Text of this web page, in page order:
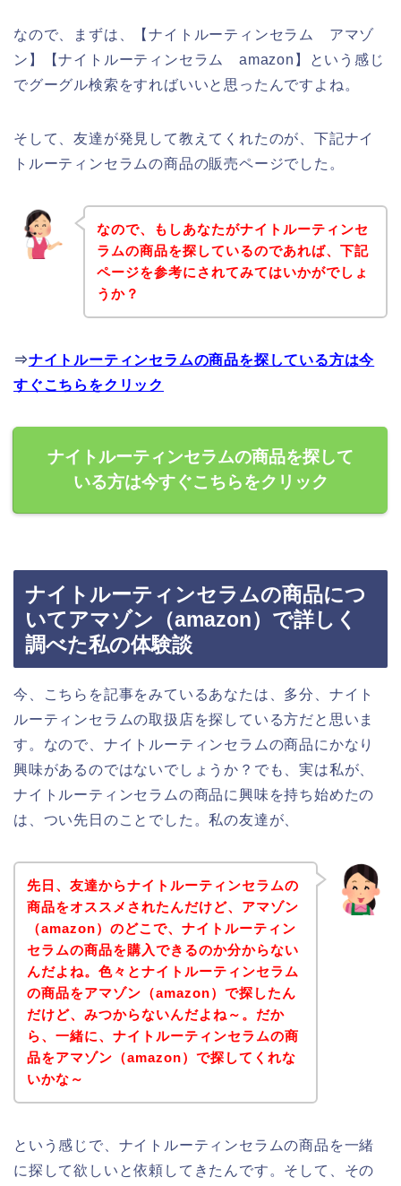
なので、まずは、【ナイトルーティンセラム アマゾ
ン】【ナイトルーティンセラム amazon】という感じ
でグーグル検索をすればいいと思ったんですよね。
そして、友達が発見して教えてくれたのが、下記ナイ
トルーティンセラムの商品の販売ページでした。
なので、もしあなたがナイトルーティンセ
ラムの商品を探しているのであれば、下記
ページを参考にされてみてはいかがでしょ
うか？
⇒ナイトルーティンセラムの商品を探している方は今
すぐこちらをクリック
ナイトルーティンセラムの商品を探して
いる方は今すぐこちらをクリック
ナイトルーティンセラムの商品につ
いてアマゾン（amazon）で詳しく
調べた私の体験談
今、こちらを記事をみているあなたは、多分、ナイト
ルーティンセラムの取扱店を探している方だと思いま
す。なので、ナイトルーティンセラムの商品にかなり
興味があるのではないでしょうか？でも、実は私が、
ナイトルーティンセラムの商品に興味を持ち始めたの
は、つい先日のことでした。私の友達が、
先日、友達からナイトルーティンセラムの
商品をオススメされたんだけど、アマゾン
（amazon）のどこで、ナイトルーティン
セラムの商品を購入できるのか分からない
んだよね。色々とナイトルーティンセラム
の商品をアマゾン（amazon）で探したん
だけど、みつからないんだよね～。だか
ら、一緒に、ナイトルーティンセラムの商
品をアマゾン（amazon）で探してくれな
いかな～
という感じで、ナイトルーティンセラムの商品を一緒
に探して欲しいと依頼してきたんです。そして、その